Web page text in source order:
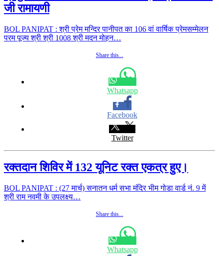
जी रामायणी
BOL PANIPAT : श्री प्रेम मन्दिर पानीपत का 106 वां वार्षिक प्रेमसम्मेलन
परम पूज्य श्री श्री 1008 श्री मदन मोहन…
Share this...
Whatsapp
Facebook
Twitter
रक्तदान शिविर में 132 यूनिट रक्त एकत्र हुए।
BOL PANIPAT : (27 मार्च) सनातन धर्म सभा मंदिर भीम गोडा वार्ड नं. 9 में
श्री राम नवमी के उपलक्ष्य…
Share this...
Whatsapp